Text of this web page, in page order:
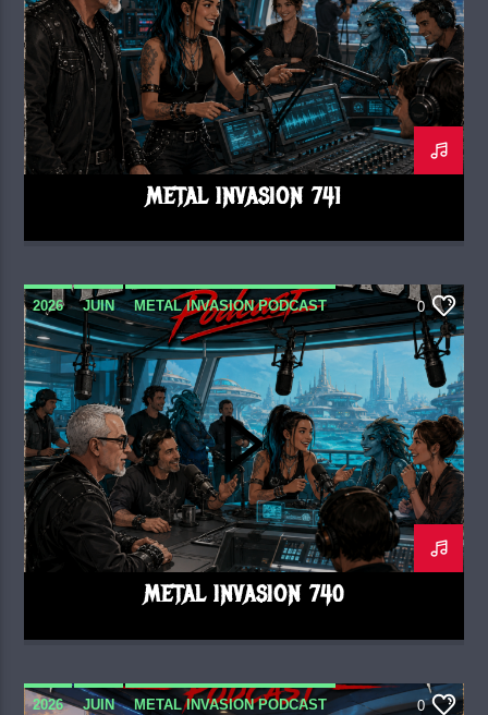
METAL INVASION 741
2026 JUIN METAL INVASION PODCAST 0
METAL INVASION 740
2026 JUIN METAL INVASION PODCAST 0